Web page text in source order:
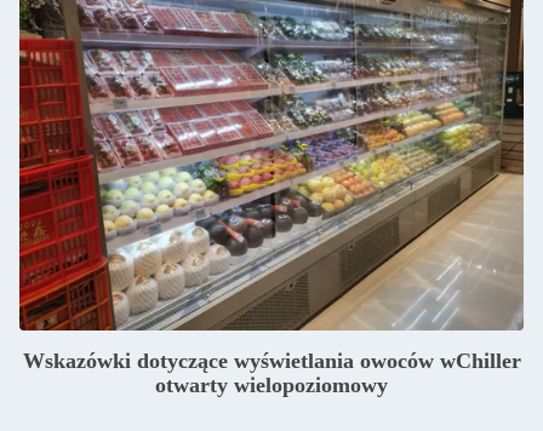
Wskazówki dotyczące wyświetlania owoców wChiller
otwarty wielopoziomowy